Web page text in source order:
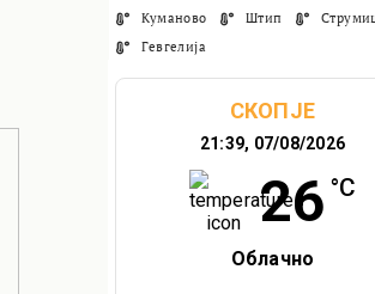
Куманово
Штип
Гевгелија
СКОПЈЕ
21:39, 07/08/2026
26 °C
Облачно